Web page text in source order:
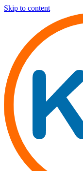
Skip to content